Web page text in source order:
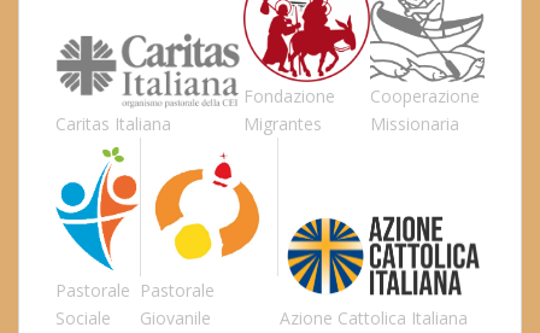
Caritas Italiana
Fondazione
Migrantes
Cooperazione
Missionaria
Pastorale
Sociale
Pastorale
Giovanile
Azione Cattolica Italiana